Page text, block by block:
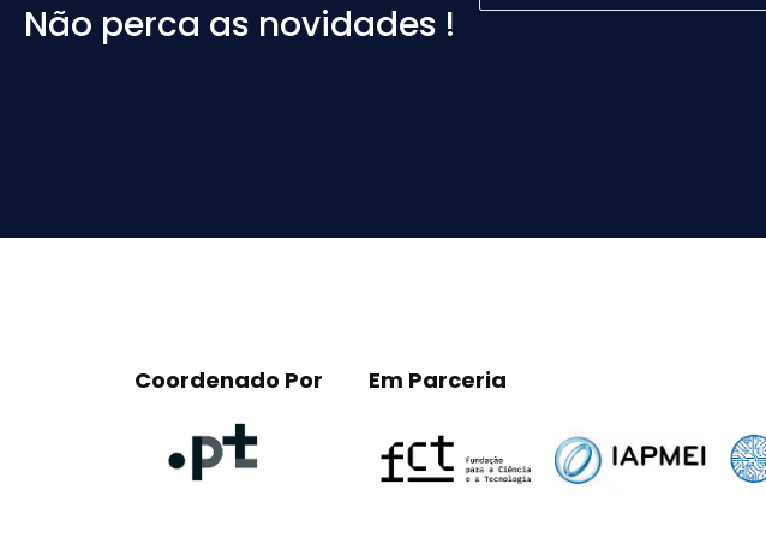
Não perca as novidades !
Coordenado Por Em Parceria